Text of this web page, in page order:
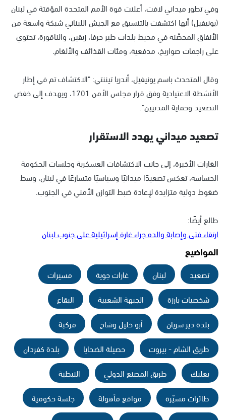
وفي تطور ميداني لافت، أعلنت قوة الأمم المتحدة المؤقتة في لبنان
(يونيفيل) أنها اكتشفت بالتنسيق مع الجيش اللبناني شبكة واسعة من
الأنفاق المحصّنة في محيط بلدات طير حرفا، زبقين، والناقورة، تحتوي
على راجمات صواريخ، مدفعية، ومئات القذائف والألغام.
وقال المتحدث باسم يونيفيل، أندريا تيننتي: "الاكتشاف تم في إطار
الأنشطة الاعتيادية وفق قرار مجلس الأمن 1701، ويهدف إلى خفض
التصعيد وحماية المدنيين".
تصعيد ميداني يهدد الاستقرار
الغارات الأخيرة، إلى جانب الاكتشافات العسكرية وجلسات الحكومة
الحساسة، تعكس تصعيدًا ميدانيًا وسياسيًا متسارعًا في لبنان، وسط
ضغوط دولية متزايدة لإعادة ضبط التوازن الأمني في الجنوب.
طالع أيضًا:
ارتقاء فتى وإصابة والده جراء غارة إسرائيلية على جنوب لبنان
المواضيع
تصعيد لبنان غارات جوية
مسيرات
شخصيات بارزة
الجبهة الشعبية
البقاع
بلدة دير سريان
أبو خليل وشاح
مركبة
طريق الشام - بيروت
حصيلة الضحايا
بلدة كفردان
بعلبك
طريق المصنع الدولي
النبطية
طائرات مسيّرة
مواقع مأهولة
جلسة حكومية